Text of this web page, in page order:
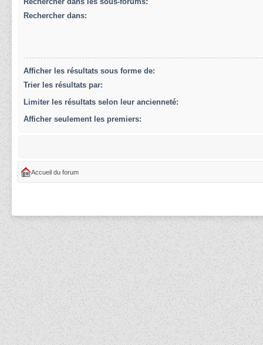
Rechercher dans:
Afficher les résultats sous forme de:
Trier les résultats par:
Limiter les résultats selon leur ancienneté:
Afficher seulement les premiers:
Accueil du forum